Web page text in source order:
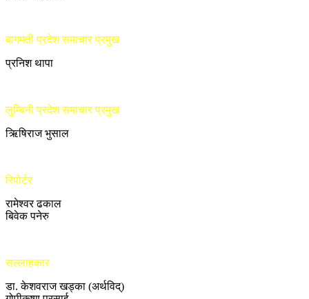
बागमती प्रदेश समाचार प्रमुख
प्रनिश थापा
लुम्बिनी प्रदेश समाचार प्रमुख
ऋिषिराज भुसाल
रिपोर्टर
रामेश्वर ढकाल
बिवेक पनेरु
सल्लाहकार
डा. केशवराज खड्का (अर्थविद्)